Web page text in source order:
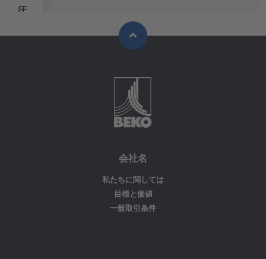
圧
会社名
私たちに関しては
目標と価値
一般取引条件